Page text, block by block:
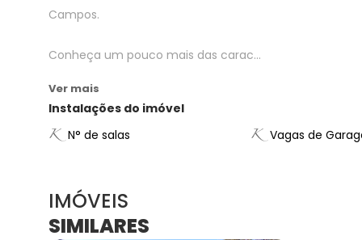
Campos.
Conheça um pouco mais das carac...
Ver mais
Instalações do imóvel
N° de salas
Vagas de
IMÓVEIS
SIMILARES